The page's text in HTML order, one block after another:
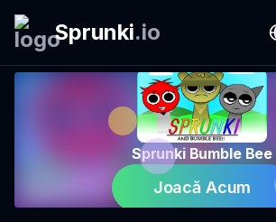
Sprunki.io
Sprunki Bumble Bee
Joacă Acum